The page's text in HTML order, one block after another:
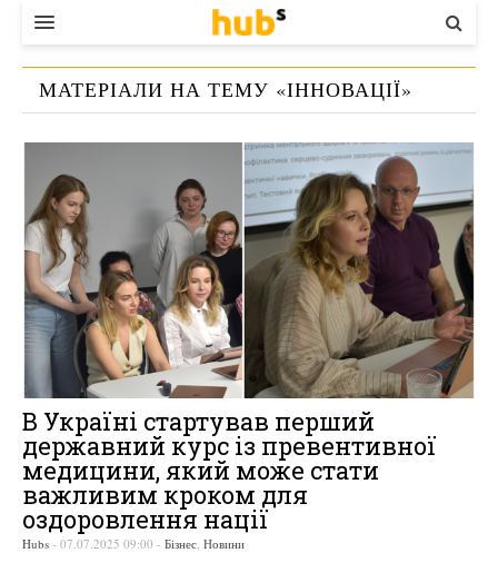
ВЛАДА
ЕКОНОМІКА
СТАРТЕР
КОНТАКТИ
МАТЕРІАЛИ НА ТЕМУ «ІННОВАЦІЇ»
В Україні стартував перший
державний курс із превентивної
медицини, який може стати
важливим кроком для
оздоровлення нації
Hubs - 07.07.2025 09:00 - Бізнес Новини